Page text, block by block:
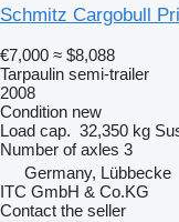
Schmitz Cargobull
€7,000 ≈ $8,088
Tarpaulin semi-trailer
2008
Condition new
Load cap. 32,350 kg
Number of axles 3
Germany, Lübbecke
ITC GmbH & Co.KG
Contact the seller